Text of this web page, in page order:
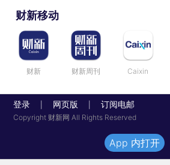
财新移动
财新 财新周刊 Caixin
登录 网页版 订阅电邮
Copyright 财新网 All Rights Reserved
App 内打开